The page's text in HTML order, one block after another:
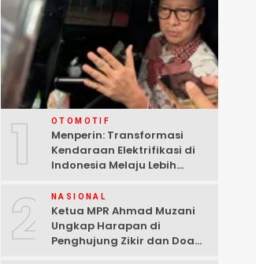
1 OTOMOTIF
Menperin: Transformasi
Kendaraan Elektrifikasi di
Indonesia Melaju Lebih
2 NASIONAL
Ketua MPR Ahmad Muzani
Ungkap Harapan di
Penghujung Zikir dan Doa